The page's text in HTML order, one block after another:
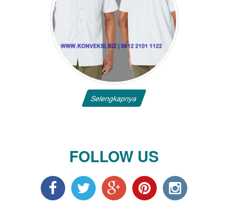
Selengkapnya
FOLLOW US